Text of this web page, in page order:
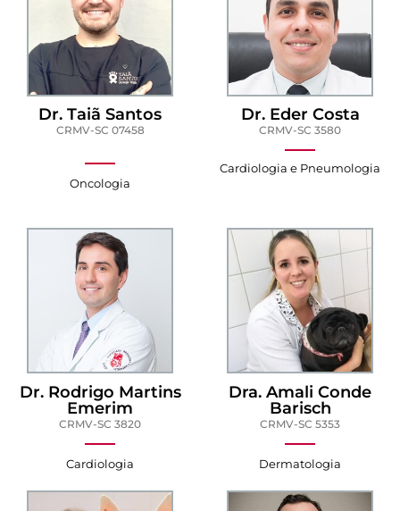
Dr. Taiã Santos
CRMV-SC 07458
Oncologia
Dr. Eder Costa
CRMV-SC 3580
Cardiologia e Pneumologia
Dr. Rodrigo Martins
Emerim
CRMV-SC 3820
Cardiologia
Dra. Amali Conde
Barisch
CRMV-SC 5353
Dermatologia